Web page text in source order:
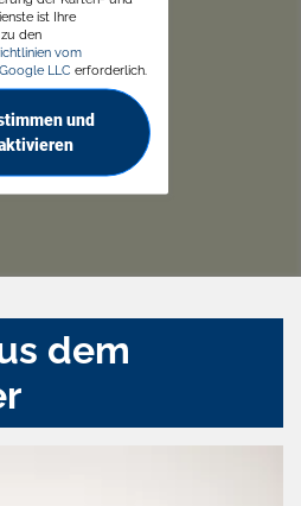
ist Ihre
den
vom
LLC erforderlich.
und
dem